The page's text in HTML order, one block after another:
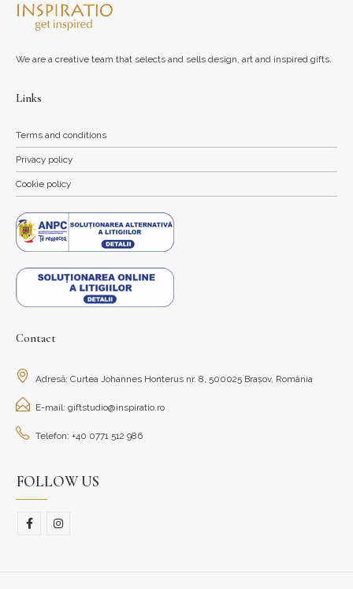
We are a creative team that selects and sells design, art and inspired gifts.
Links
Terms and conditions
Privacy policy
Cookie policy
Contact
Adresă: Curtea Johannes Honterus nr. 8, 500025 Brașov, România
E-mail: giftstudio@inspiratio.ro
Telefon: +40 0771 512 986
FOLLOW US